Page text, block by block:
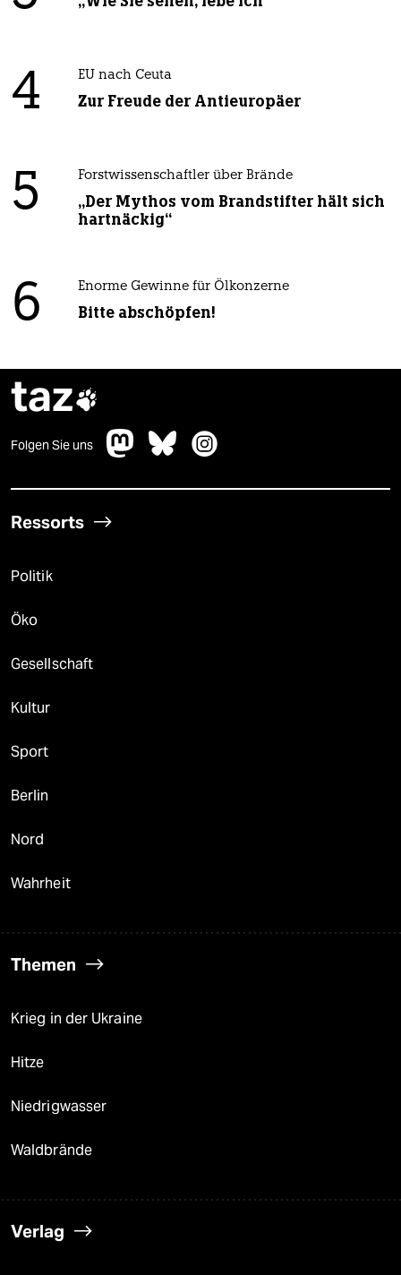
4 EU nach Ceuta
Zur Freude der Antieuropäer
5 Forstwissenschaftler über Brände
„Der Mythos vom Brandstifter hält sich
hartnäckig“
6 Enorme Gewinne für Ölkonzerne
Bitte abschöpfen!
taz
Folgen Sie uns
Ressorts
Politik
Öko
Gesellschaft
Kultur
Sport
Berlin
Nord
Wahrheit
Themen
Krieg in der Ukraine
Hitze
Niedrigwasser
Waldbrände
Verlag